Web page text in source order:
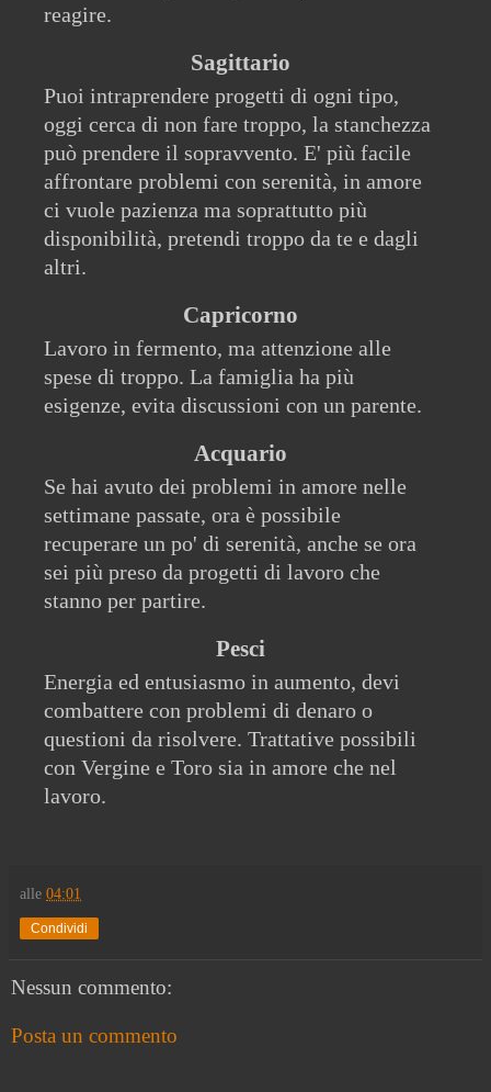
reagire.
Sagittario
Puoi intraprendere progetti di ogni tipo,
oggi cerca di non fare troppo, la stanchezza
può prendere il sopravvento. E' più facile
affrontare problemi con serenità, in amore
ci vuole pazienza ma soprattutto più
disponibilità, pretendi troppo da te e dagli
altri.
Capricorno
Lavoro in fermento, ma attenzione alle
spese di troppo. La famiglia ha più
esigenze, evita discussioni con un parente.
Acquario
Se hai avuto dei problemi in amore nelle
settimane passate, ora è possibile
recuperare un po' di serenità, anche se ora
sei più preso da progetti di lavoro che
stanno per partire.
Pesci
Energia ed entusiasmo in aumento, devi
combattere con problemi di denaro o
questioni da risolvere. Trattative possibili
con Vergine e Toro sia in amore che nel
lavoro.
alle 04:01
Condividi
Nessun commento:
Posta un commento